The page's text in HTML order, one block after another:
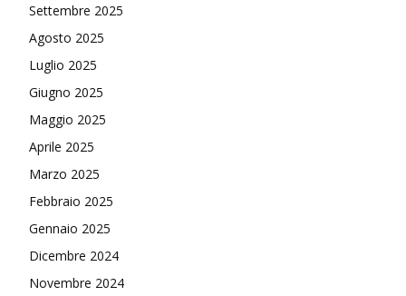
Settembre 2025
Agosto 2025
Luglio 2025
Giugno 2025
Maggio 2025
Aprile 2025
Marzo 2025
Febbraio 2025
Gennaio 2025
Dicembre 2024
Novembre 2024